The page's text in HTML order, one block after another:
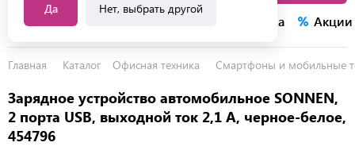
Да Нет, выбрать другой
Каталог услуг Распродажа Акции
Главная Каталог Офисная техника Смартфоны и мобильные
Зарядное устройство автомобильное SONNEN,
2 порта USB, выходной ток 2,1 А, черное-белое,
454796